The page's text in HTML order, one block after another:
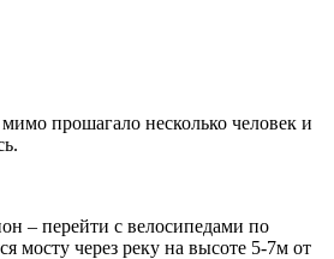
прошагало несколько человек и
– перейти с велосипедами по
мосту через реку на высоте 5-7м от